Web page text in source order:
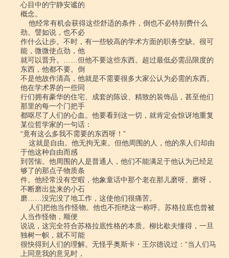
心目中的宁静安谧的
概念。
劲。譬如说，也不必
作什么让步。不时，有一些较高的学术方面的职务空缺。很可
能，微微使点劲，他
就可以晋升。……但他不要这些东西。超过最低必需品限度的
东西，他都不要。倒
不是他故作清高，他就是不需要很多大家公认为必需的东西。
他在学术界的一些同
行们拥有豪华的住宅、成套的陈设、精致的装饰品，甚至他们
那里的每一个门把手
都呕尽了人们的心血。他要看到这一切，就肯定会惊讶地重复
某位哲学家的一句话：
“竟有这么多我不需要的东西呀！”
于他这种自由而感
到苦恼。他周围的人是普通人，他们不能满足于他认为已经足
够了的那点子物质条
件。他经常没有空暇，他象童话中那个老在那儿磨呀、磨呀，
不断磨出盐来的小石
磨……没完没了地工作，这使他们很痛苦。
人当作怪物，顺便
说说，这完全符合苏格拉底性格的本质。柳比歇夫懂得，一旦
独树一帜，就不可能
很快得到人们的理解。无怪乎奥斯卡・王尔德说过：“当人们马
上同意我的意见时，